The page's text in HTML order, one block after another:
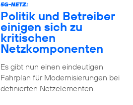
5G-NETZ:
Politik und Betreiber
einigen sich zu
kritischen
Netzkomponenten
Es gibt nun einen eindeutigen
Fahrplan für Modernisierungen bei
definierten Netzelementen.